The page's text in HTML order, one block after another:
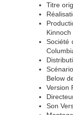
Titre
Kinnoch
Société
Below
Version
Son